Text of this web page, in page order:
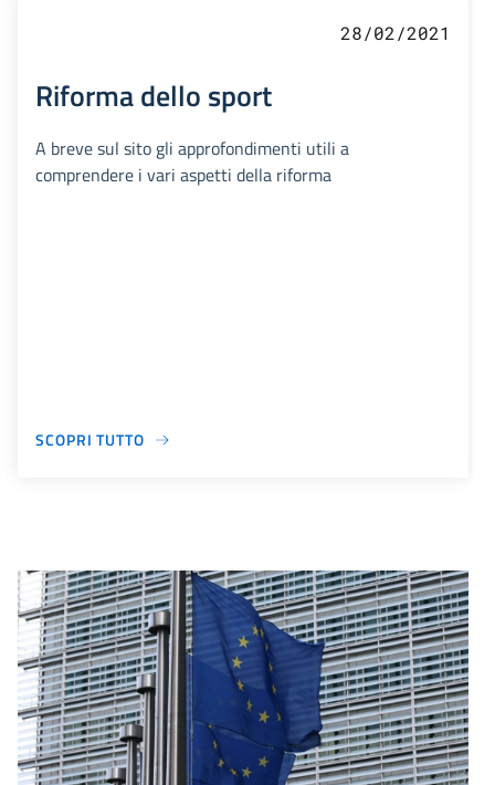
28/02/2021
Riforma dello sport
A breve sul sito gli approfondimenti utili a
comprendere i vari aspetti della riforma
SCOPRI TUTTO